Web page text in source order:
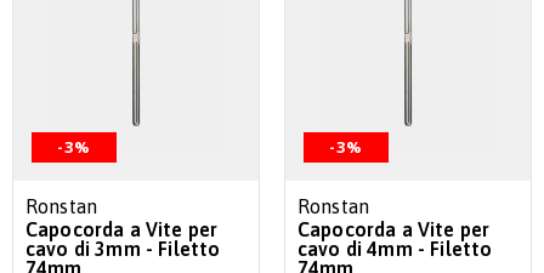
-3%
Ronstan
Capocorda a Vite per
cavo di 3mm - Filetto
74mm
-3%
Ronstan
Capocorda a Vite per
cavo di 4mm - Filetto
74mm